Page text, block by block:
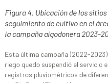
Figura 4. Ubicación de los
seguimiento de cultivo en el
la campaña algodonera 2023-
Esta última campaña (2022-
riego quedo suspendió el servicio
registros pluviométricos de